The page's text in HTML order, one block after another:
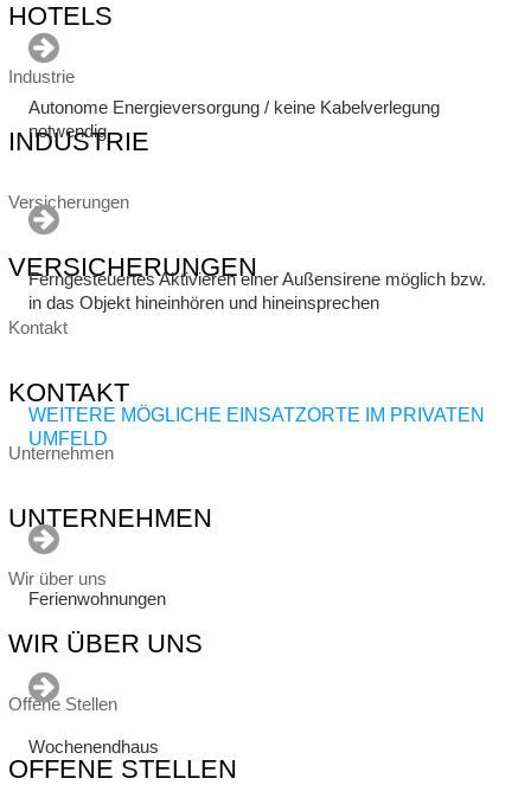
HOTELS
Industrie
INDUSTRIE
Versicherungen
VERSICHERUNGEN
Kontakt
KONTAKT
Unternehmen
UNTERNEHMEN
Wir über uns
WIR ÜBER UNS
Offene Stellen
OFFENE STELLEN
Autonome Energieversorgung / keine Kabelverlegung
notwendig
Ferngesteuertes Aktivieren einer Außensirene möglich bzw.
in das Objekt hineinhören und hineinsprechen
WEITERE MÖGLICHE EINSATZORTE IM PRIVATEN
UMFELD
Ferienwohnungen
Wochenendhaus